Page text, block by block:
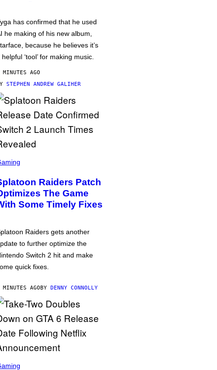
has confirmed that he used
he making of his new album,
because he believes it’s
helpful ‘tool’ for making music.
AGO
STEPHEN ANDREW GALIHER
Raiders Patch
The Game
Some Timely Fixes
Raiders gets another
to further optimize the
Switch 2 hit and make
quick fixes.
AGOBY DENNY CONNOLLY